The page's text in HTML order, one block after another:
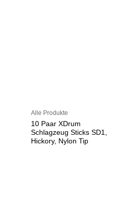
Alle Produkte
10 Paar XDrum
Schlagzeug Sticks SD1,
Hickory, Nylon Tip